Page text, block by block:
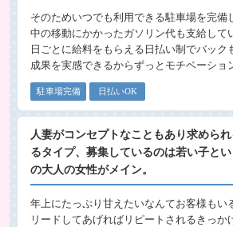
そのためいつでも利用できる駐車場を完備
中の移動にかかったガソリン代も支給して
日ごとに給料をもらえる日払い制でバック
成果を実感できるからずっとモチベーショ
駐車場完備 日払いOK
人妻がコンセプトなこともあり求めら
るタイプ、募集しているのは若い子と
の大人の女性がメイン。
年上にたっぷり甘えたいなんてお客様もい
リードしてあげればリピートされるきっか